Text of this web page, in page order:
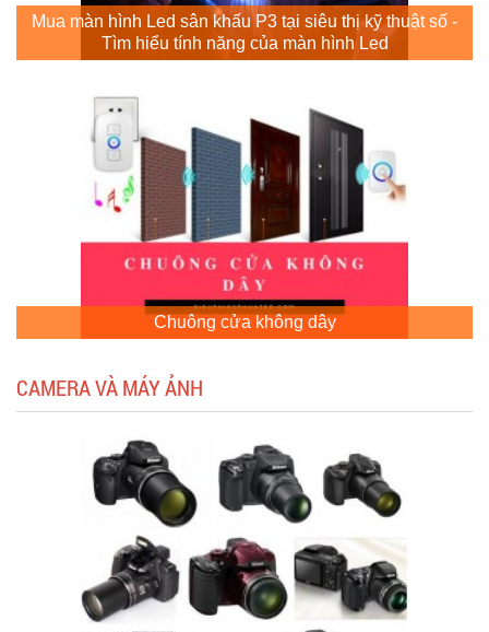
Mua màn hình Led sân khấu P3 tại siêu thị kỹ thuật số -
Tìm hiểu tính năng của màn hình Led
Chuông cửa không dây
CAMERA VÀ MÁY ẢNH